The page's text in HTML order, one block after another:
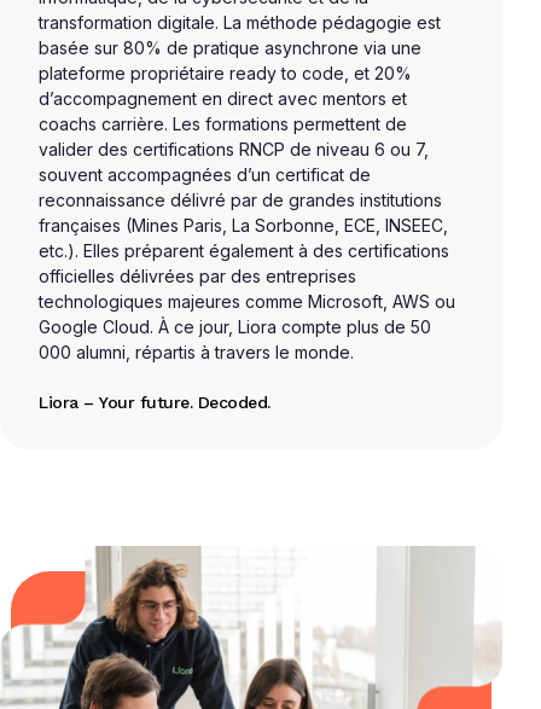
transformation digitale. La méthode pédagogie est
basée sur 80% de pratique asynchrone via une
plateforme propriétaire ready to code, et 20%
d’accompagnement en direct avec mentors et
coachs carrière. Les formations permettent de
valider des certifications RNCP de niveau 6 ou 7,
souvent accompagnées d’un certificat de
reconnaissance délivré par de grandes institutions
françaises (Mines Paris, La Sorbonne, ECE, INSEEC,
etc.). Elles préparent également à des certifications
officielles délivrées par des entreprises
technologiques majeures comme Microsoft, AWS ou
Google Cloud. À ce jour, Liora compte plus de 50
000 alumni, répartis à travers le monde.
Liora – Your future. Decoded.